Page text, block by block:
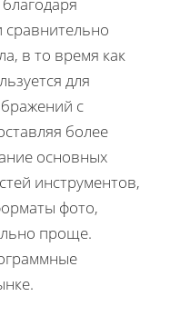
сравнительно
в то время как
для
с
более
основных
инструментов,
фото,
проще.